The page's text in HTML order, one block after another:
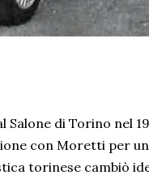
di Torino nel
con Moretti per
torinese cambiò